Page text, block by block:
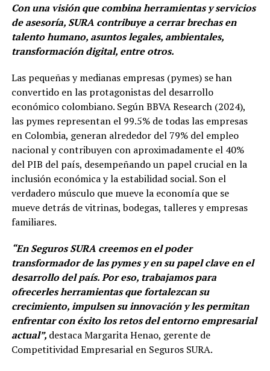
Con una visión que combina herramientas y servicios
de asesoría, SURA contribuye a cerrar brechas en
talento humano, asuntos legales, ambientales,
transformación digital, entre otros.
Las pequeñas y medianas empresas (pymes) se han
convertido en las protagonistas del desarrollo
económico colombiano. Según BBVA Research (2024),
las pymes representan el 99.5% de todas las empresas
en Colombia, generan alrededor del 79% del empleo
nacional y contribuyen con aproximadamente el 40%
del PIB del país, desempeñando un papel crucial en la
inclusión económica y la estabilidad social. Son el
verdadero músculo que mueve la economía que se
mueve detrás de vitrinas, bodegas, talleres y empresas
familiares.
“En Seguros SURA creemos en el poder
transformador de las pymes y en su papel clave en el
desarrollo del país. Por eso, trabajamos para
ofrecerles herramientas que fortalezcan su
crecimiento, impulsen su innovación y les permitan
enfrentar con éxito los retos del entorno empresarial
actual”, destaca Margarita Henao, gerente de
Competitividad Empresarial en Seguros SURA.